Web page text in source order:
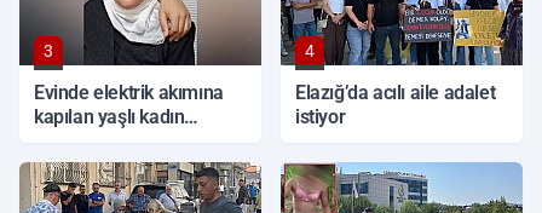
3
Evinde elektrik akımına
kapılan yaşlı kadın
4
Elazığ’da acılı aile adalet
istiyor